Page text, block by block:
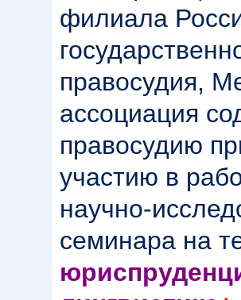
филиала
правосудия,
ассоциация
правосудию
участию в
научно-
семинара на